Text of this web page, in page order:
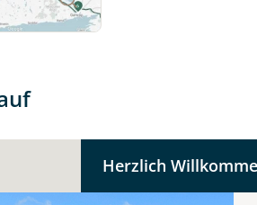
Teile diese Reise
Herzlich
Erwachsener